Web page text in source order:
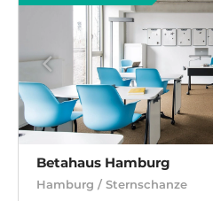
Betahaus Hamburg
Hamburg / Sternschanze